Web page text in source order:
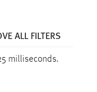
ALL FILTERS
milliseconds.